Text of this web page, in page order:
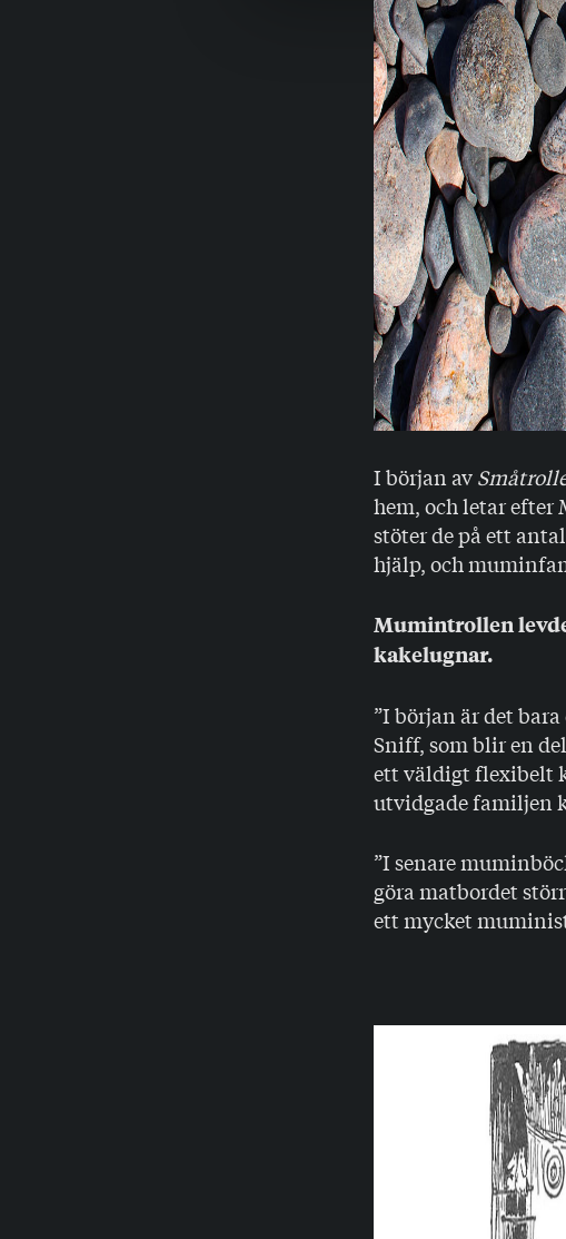
I början av
hem, och letar efter
stöter de på ett
hjälp, och
Mumintrollen
kakelugnar.
”I början är det
Sniff, som blir en
ett väldigt flexibelt
utvidgade familjen
”I senare
göra matbordet
ett mycket